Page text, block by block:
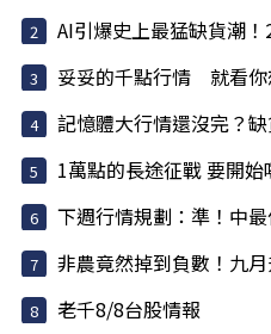
AI引爆史上最猛缺貨潮
妥妥的千點行情 就看你
記憶體大行情還沒完？缺
1萬點的長途征戰 要開
下週行情規劃：準！中
非農竟然掉到負數！九
老千8/8台股情報